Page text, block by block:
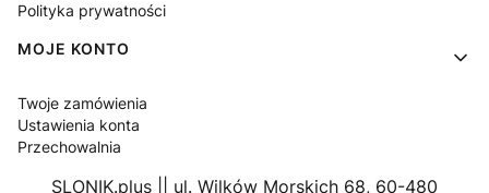
Polityka prywatności
MOJE KONTO
Twoje zamówienia
Ustawienia konta
Przechowalnia
SLONIK.plus || ul. Wilków Morskich 68, 60-480